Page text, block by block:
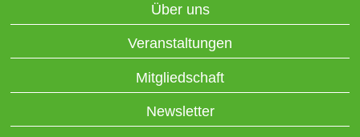
Über uns
Veranstaltungen
Mitgliedschaft
Newsletter